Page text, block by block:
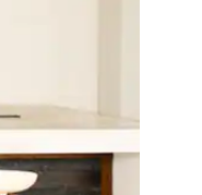
en faisant glisser.